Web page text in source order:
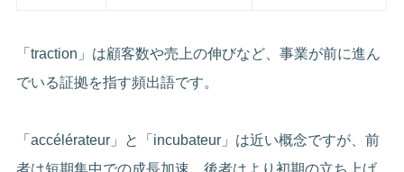
「traction」は顧客数や売上の伸びなど、事業が前に進ん
でいる証拠を指す頻出語です。
「accélérateur」と「incubateur」は近い概念ですが、前